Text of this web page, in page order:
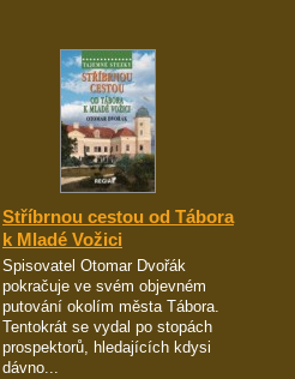
Stříbrnou cestou od Tábora
k Mladé Vožici
Spisovatel Otomar Dvořák
pokračuje ve svém objevném
putování okolím města Tábora.
Tentokrát se vydal po stopách
prospektorů, hledajících kdysi
dávno...